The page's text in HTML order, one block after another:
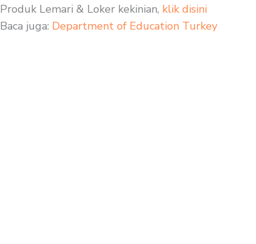
Produk Lemari & Loker kekinian, klik disini
Baca juga: Department of Education Turkey